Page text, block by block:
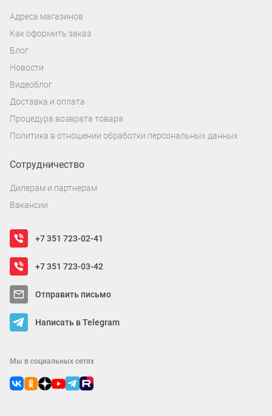
Адреса магазинов
Как оформить заказ
Блог
Новости
Видеоблог
Доставка и оплата
Процедура возврата товара
Политика в отношении обработки персональных данных
Сотрудничество
Дилерам и партнерам
Вакансии
+7 351 723-02-41
+7 351 723-03-42
Отправить письмо
Написать в Telegram
Мы в социальных сетях